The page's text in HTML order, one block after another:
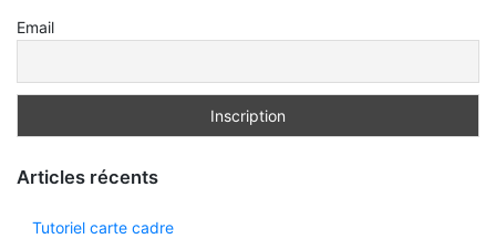
Email
Articles récents
Tutoriel carte cadre